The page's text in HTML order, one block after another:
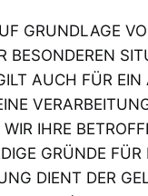
GRUNDLAGE
AUCH FÜR
IHRE
GRÜNDE
DIENT DER